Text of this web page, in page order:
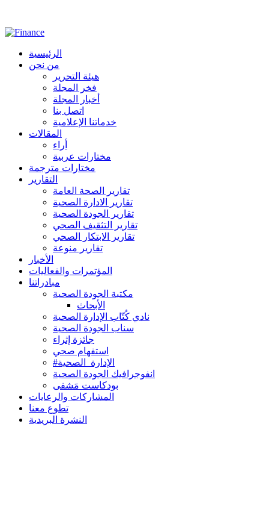
الرئيسية
من نحن
هيئة التحرير
فخر المجلة
أخبار المجلة
اتصل بنا
خدماتنا الإعلامية
المقالات
أراء
مختارات عربية
مختارات مترجمة
التقارير
تقارير الصحة العامة
تقارير الادارة الصحية
تقارير الجودة الصحية
تقارير التثقيف الصحي
تقارير الابتكار الصحي
تقارير منوعة
الأخبار
المؤتمرات والفعاليات
مبادراتنا
مكتبة الجودة الصحية
الأبحاث
نادي كُتّاب الإدارة الصحية
سناب الجودة الصحية
جائزة إثراء
استفهام صحي
#الإدارة_الصحية
انفوجرافيك الجودة الصحية
بودكاست مَشفى
المشاركات والرعايات
تطوع معنا
النشرة البريدية